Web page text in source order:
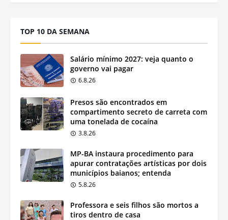
TOP 10 DA SEMANA
Salário mínimo 2027: veja quanto o
governo vai pagar
6.8.26
Presos são encontrados em
compartimento secreto de carreta com
uma tonelada de cocaína
3.8.26
MP-BA instaura procedimento para
apurar contratações artísticas por dois
municípios baianos; entenda
5.8.26
Professora e seis filhos são mortos a
tiros dentro de casa